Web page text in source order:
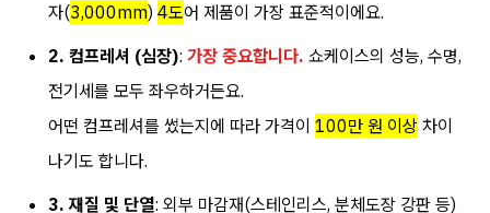
자(3,000mm) 4도어 제품이 가장 표준적이에요.
2. 컴프레셔 (심장): 가장 중요합니다. 쇼케이스의 성능, 수명,
전기세를 모두 좌우하거든요.
어떤 컴프레셔를 썼는지에 따라 가격이 100만 원 이상 차이
나기도 합니다.
3. 재질 및 단열: 외부 마감재(스테인리스, 분체도장 강판 등)